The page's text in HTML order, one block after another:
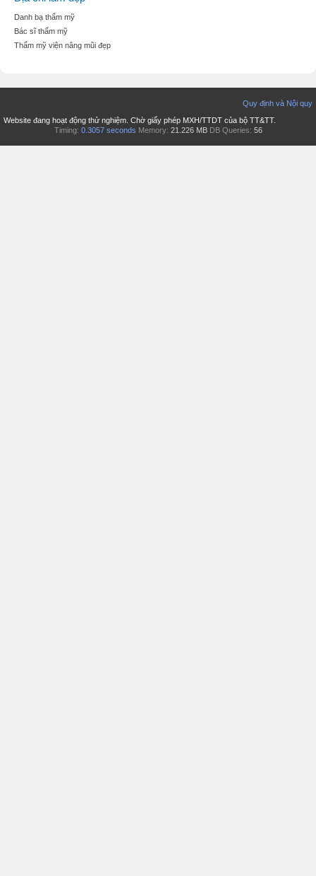
Danh bạ thẩm mỹ
Bác sĩ thẩm mỹ
Thẩm mỹ viện nâng mũi đẹp
Quy định và Nội quy
Website đang hoạt động thử nghiệm. Chờ giấy phép MXH/TTDT của bộ TT&TT.
Timing: 0.3057 seconds Memory: 21.226 MB DB Queries: 56